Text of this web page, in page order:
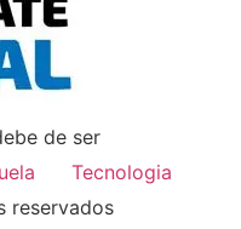
de ser
Tecnologia
reservados